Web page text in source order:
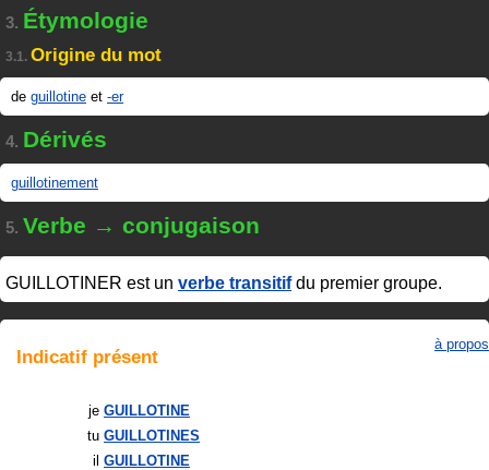
3. Étymologie
3.1. Origine du mot
de guillotine et -er
4. Dérivés
guillotinement
5. Verbe → conjugaison
GUILLOTINER est un verbe transitifdu premier groupe.
Indicatif présent
à propos
je GUILLOTINE
tu GUILLOTINES
il GUILLOTINE